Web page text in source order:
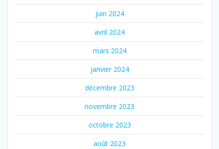
juin 2024
avril 2024
mars 2024
janvier 2024
décembre 2023
novembre 2023
octobre 2023
août 2023